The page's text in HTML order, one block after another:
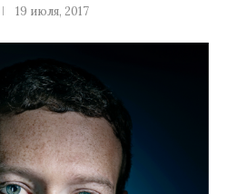
19 июля, 2017